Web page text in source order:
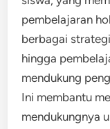
pembelajaran
berbagai
hingga
mendukung
Ini membantu
mendukungnya